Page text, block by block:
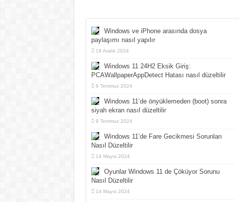
Windows ve iPhone arasında dosya
paylaşımı nasıl yapılır
18 Aralık 2024
Windows 11 24H2 Eksik Giriş:
PCAWallpaperAppDetect Hatası nasıl düzeltilir
9 Temmuz 2024
Windows 11’de önyüklemeden (boot) sonra
siyah ekran nasıl düzeltilir
9 Temmuz 2024
Windows 11’de Fare Gecikmesi Sorunları
Nasıl Düzeltilir
14 Mayıs 2024
Oyunlar Windows 11 de Çöküyor Sorunu
Nasıl Düzeltilir
14 Mayıs 2024